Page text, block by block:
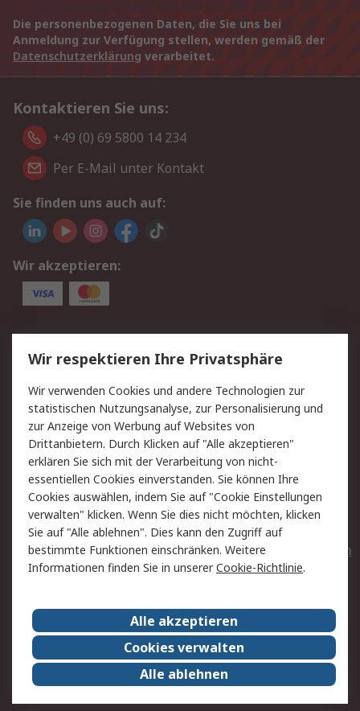
Die personenbezogenen Daten, die Sie uns bei
Anmeldung zur Verfügung stellen, werden gemäß der
Datenschutzerklärung verarbeitet.
Kontaktieren Sie uns:
+49 (0) 69 5800 14 234
Per E-Mail unter Kontakt
Sie finden uns auch auf:
Wir akzeptieren:
Service
Value Added Services
Lieferlösungen
Rücksendungen
Kontakt
Hilfe
Privatkunden
Rechtliches
AGB
Datenschutz
Cookie-Richtlinie
Zahlungsbedingungen
Copyright/Impressum
Entsorgung
Elektrogeräte/Batterien
RS weltweit
Karriere bei RS
Nachhaltigkeit
Qualität/Umwelt/ZertifikatePresse-Center
Event-Center
Wir respektieren Ihre Privatsphäre
Wir verwenden Cookies und andere Technologien zur
statistischen Nutzungsanalyse, zur Personalisierung und
zur Anzeige von Werbung auf Websites von
Drittanbietern. Durch Klicken auf "Alle akzeptieren"
erklären Sie sich mit der Verarbeitung von nicht-
essentiellen Cookies einverstanden. Sie können Ihre
Cookies auswählen, indem Sie auf "Cookie Einstellungen
verwalten" klicken. Wenn Sie dies nicht möchten, klicken
Sie auf "Alle ablehnen". Dies kann den Zugriff auf
bestimmte Funktionen einschränken. Weitere
Informationen finden Sie in unsererCookie-Richtlinie.
Alle akzeptieren
Cookies verwalten
Alle ablehnen